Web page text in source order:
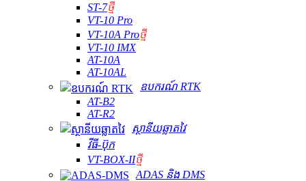
ST-7ថ្មី
VT-10 Pro
VT-10A Proថ្មី
VT-10 IMX
AT-10A
AT-10AL
ឧបករណ៍ RTK
AT-B2
AT-R2
ស្ថានីយឆ្លាតវៃ
វីធី-ប៊ុក
VT-BOX-IIថ្មី
ADAS និង DMS